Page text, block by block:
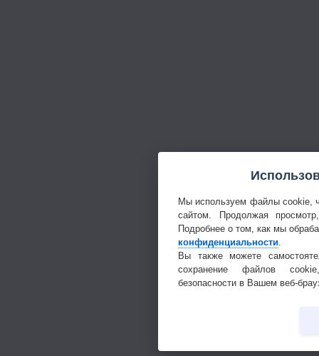
Мы используем файлы cookie,
сайтом. Продолжая
Подробнее о том, как мы
конфиденциальности
Вы также можете
сохранение файлов
безопасности в Вашем веб-